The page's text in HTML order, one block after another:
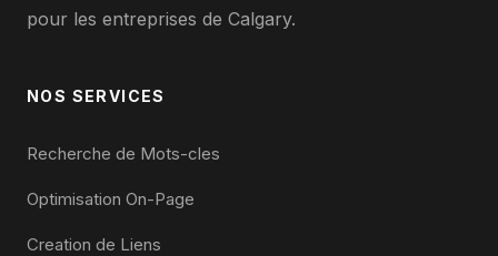
pour les entreprises de Calgary.
NOS SERVICES
Recherche de Mots-cles
Optimisation On-Page
Creation de Liens